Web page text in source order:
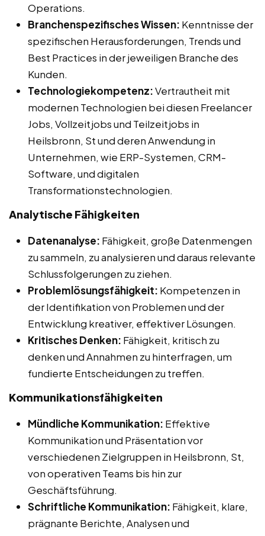
Operations.
Branchenspezifisches Wissen: Kenntnisse der
spezifischen Herausforderungen, Trends und
Best Practices in der jeweiligen Branche des
Kunden.
Technologiekompetenz:Vertrautheit mit
modernen Technologien bei diesen Freelancer
Jobs, Vollzeitjobs und Teilzeitjobs in
Heilsbronn, St und deren Anwendung in
Unternehmen, wie ERP-Systemen, CRM-
Software, und digitalen
Transformationstechnologien.
Analytische Fähigkeiten
Datenanalyse: Fähigkeit, große Datenmengen
zu sammeln, zu analysieren und daraus relevante
Schlussfolgerungen zu ziehen.
Problemlösungsfähigkeit: Kompetenzen in
der Identifikation von Problemen und der
Entwicklung kreativer, effektiver Lösungen.
Kritisches Denken: Fähigkeit, kritisch zu
denken und Annahmen zu hinterfragen, um
fundierte Entscheidungen zu treffen.
Kommunikationsfähigkeiten
Mündliche Kommunikation: Effektive
Kommunikation und Präsentation vor
verschiedenen Zielgruppen in Heilsbronn, St,
von operativen Teams bis hin zur
Geschäftsführung.
Schriftliche Kommunikation: Fähigkeit, klare,
prägnante Berichte, Analysen und